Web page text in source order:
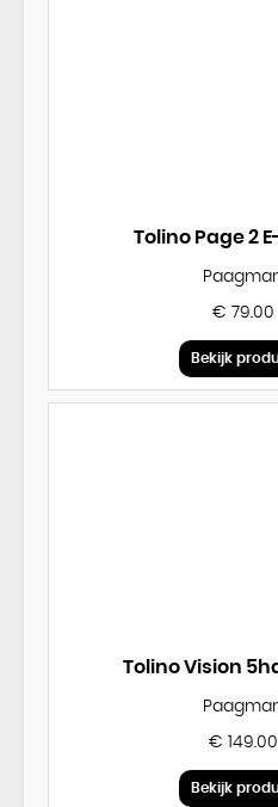
Tolino Page 2
€ 79.00
Bekijk
Tolino Vision
€ 149.00
Bekijk